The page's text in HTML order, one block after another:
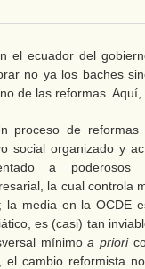
el ecuador del
no ya los baches
de las reformas.
proceso de
social organizado y
a poderosos
la cual controla
la media en la OCDE
es (casi) tan
mínimoa priori
el cambio reformista